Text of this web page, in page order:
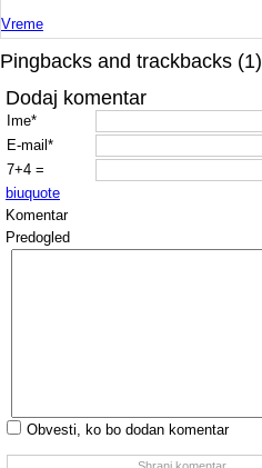
Vreme
Pingbacks and trackbacks (1)
Dodaj komentar
Ime*
E-mail*
7+4 =
biuquote
Komentar
Predogled
Obvesti, ko bo dodan komentar